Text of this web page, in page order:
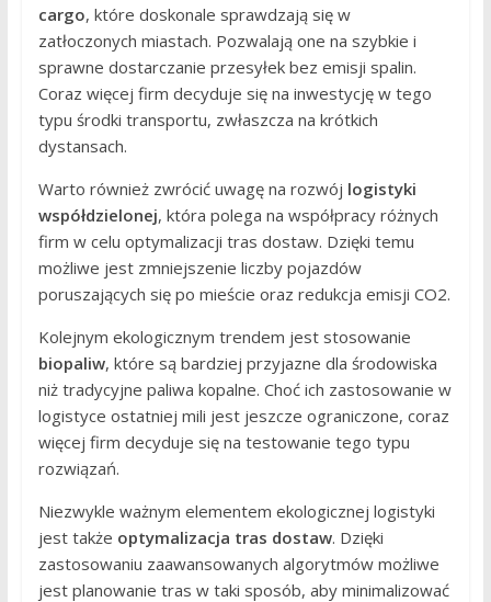
cargo, które doskonale sprawdzają się w
zatłoczonych miastach. Pozwalają one na szybkie i
sprawne dostarczanie przesyłek bez emisji spalin.
Coraz więcej firm decyduje się na inwestycję w tego
typu środki transportu, zwłaszcza na krótkich
dystansach.
Warto również zwrócić uwagę na rozwój logistyki
współdzielonej, która polega na współpracy różnych
firm w celu optymalizacji tras dostaw. Dzięki temu
możliwe jest zmniejszenie liczby pojazdów
poruszających się po mieście oraz redukcja emisji CO2.
Kolejnym ekologicznym trendem jest stosowanie
biopaliw, które są bardziej przyjazne dla środowiska
niż tradycyjne paliwa kopalne. Choć ich zastosowanie w
logistyce ostatniej mili jest jeszcze ograniczone, coraz
więcej firm decyduje się na testowanie tego typu
rozwiązań.
Niezwykle ważnym elementem ekologicznej logistyki
jest także optymalizacja tras dostaw. Dzięki
zastosowaniu zaawansowanych algorytmów możliwe
jest planowanie tras w taki sposób, aby minimalizować